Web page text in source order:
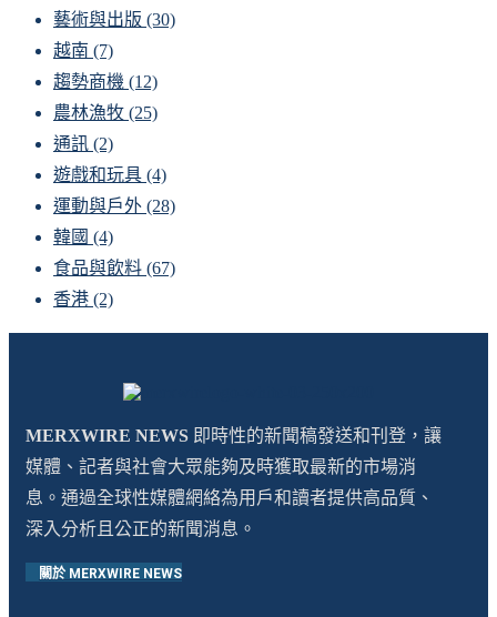
藝術與出版 (30)
越南 (7)
趨勢商機 (12)
農林漁牧 (25)
通訊 (2)
遊戲和玩具 (4)
運動與戶外 (28)
韓國 (4)
食品與飲料 (67)
香港 (2)
MERXWIRE NEWS 即時性的新聞稿發送和刊登，讓
媒體、記者與社會大眾能夠及時獲取最新的市場消
息。通過全球性媒體網絡為用戶和讀者提供高品質、
深入分析且公正的新聞消息。
關於 MERXWIRE NEWS